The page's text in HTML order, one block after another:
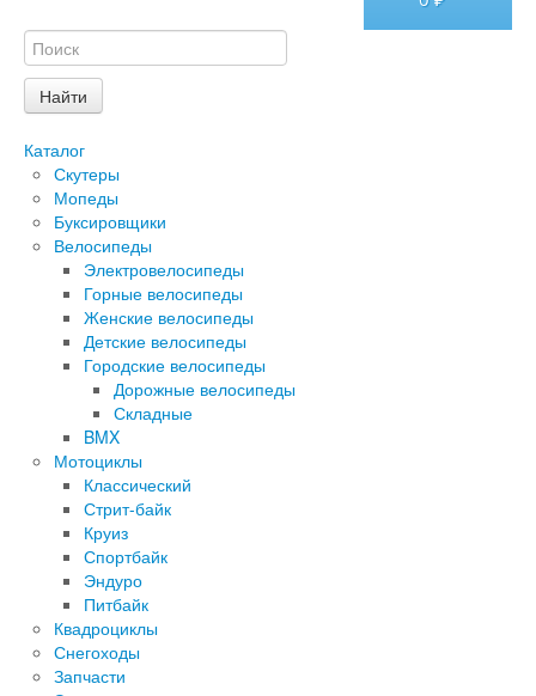
Каталог
Скутеры
Мопеды
Буксировщики
Велосипеды
Электровелосипеды
Горные велосипеды
Женские велосипеды
Детские велосипеды
Городские велосипеды
Дорожные велосипеды
Складные
BMX
Мотоциклы
Классический
Стрит-байк
Круиз
Спортбайк
Эндуро
Питбайк
Квадроциклы
Снегоходы
Запчасти